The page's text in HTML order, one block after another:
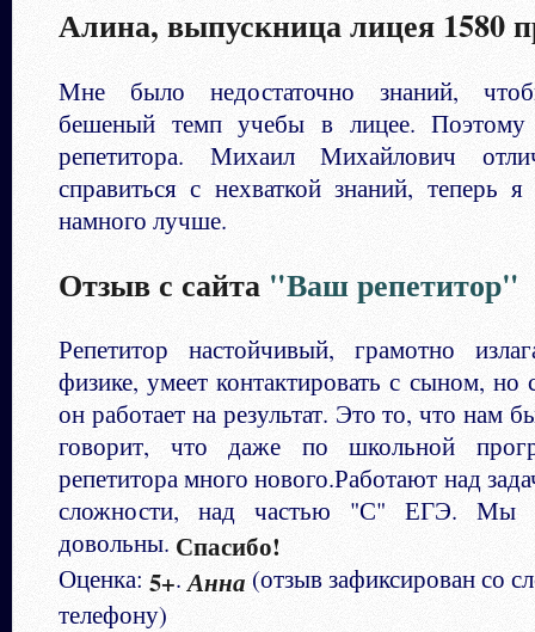
Алина, выпускница лицея
Мне было недостаточно знаний,
бешеный темп учебы в лицее.
репетитора. Михаил Михайлович
справиться с нехваткой знаний, теперь
намного лучше.
Отзыв с сайта "Ваш репетитор"
Репетитор настойчивый, грамотно
физике, умеет контактировать с сыном, но
он работает на результат. Это то, что нам
говорит, что даже по школьной
репетитора много нового.Работают над
сложности, над частью "С" ЕГЭ. Мы
довольны. Спасибо!
Оценка: 5+. Анна (отзыв зафиксирован со
телефону)